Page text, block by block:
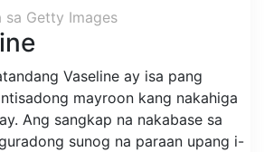
sa Getty Images
Vaseline ay isa pang
mayroon kang nakahiga
Ang sangkap na nakabase sa
sunog na paraan upang i-